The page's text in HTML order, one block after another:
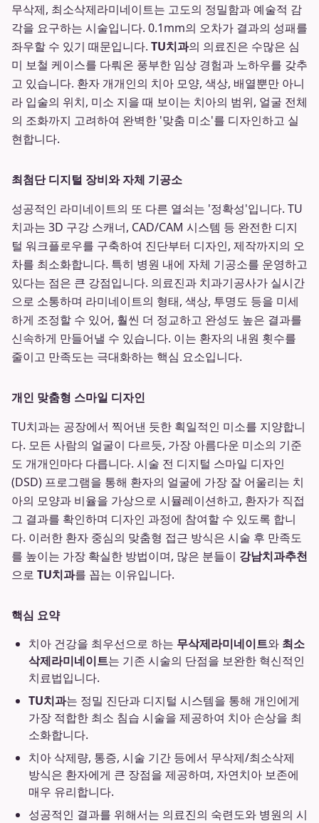
무삭제, 최소삭제라미네이트는 고도의 정밀함과 예술적 감
각을 요구하는 시술입니다. 0.1mm의 오차가 결과의 성패를
좌우할 수 있기 때문입니다. TU치과의 의료진은 수많은 심
미 보철 케이스를 다뤄온 풍부한 임상 경험과 노하우를 갖추
고 있습니다. 환자 개개인의 치아 모양, 색상, 배열뿐만 아니
라 입술의 위치, 미소 지을 때 보이는 치아의 범위, 얼굴 전체
의 조화까지 고려하여 완벽한 '맞춤 미소'를 디자인하고 실
현합니다.
최첨단 디지털 장비와 자체 기공소
성공적인 라미네이트의 또 다른 열쇠는 '정확성'입니다. TU
치과는 3D 구강 스캐너, CAD/CAM 시스템 등 완전한 디지
털 워크플로우를 구축하여 진단부터 디자인, 제작까지의 오
차를 최소화합니다. 특히 병원 내에 자체 기공소를 운영하고
있다는 점은 큰 강점입니다. 의료진과 치과기공사가 실시간
으로 소통하며 라미네이트의 형태, 색상, 투명도 등을 미세
하게 조정할 수 있어, 훨씬 더 정교하고 완성도 높은 결과를
신속하게 만들어낼 수 있습니다. 이는 환자의 내원 횟수를
줄이고 만족도는 극대화하는 핵심 요소입니다.
개인 맞춤형 스마일 디자인
TU치과는 공장에서 찍어낸 듯한 획일적인 미소를 지양합니
다. 모든 사람의 얼굴이 다르듯, 가장 아름다운 미소의 기준
도 개개인마다 다릅니다. 시술 전 디지털 스마일 디자인
(DSD) 프로그램을 통해 환자의 얼굴에 가장 잘 어울리는 치
아의 모양과 비율을 가상으로 시뮬레이션하고, 환자가 직접
그 결과를 확인하며 디자인 과정에 참여할 수 있도록 합니
다. 이러한 환자 중심의 맞춤형 접근 방식은 시술 후 만족도
를 높이는 가장 확실한 방법이며, 많은 분들이 강남치과추천
으로 TU치과를 꼽는 이유입니다.
핵심 요약
치아 건강을 최우선으로 하는 무삭제라미네이트와 최소
삭제라미네이트는 기존 시술의 단점을 보완한 혁신적인
치료법입니다.
TU치과는 정밀 진단과 디지털 시스템을 통해 개인에게
가장 적합한 최소 침습 시술을 제공하여 치아 손상을 최
소화합니다.
치아 삭제량, 통증, 시술 기간 등에서 무삭제/최소삭제
방식은 환자에게 큰 장점을 제공하며, 자연치아 보존에
매우 유리합니다.
성공적인 결과를 위해서는 의료진의 숙련도와 병원의 시